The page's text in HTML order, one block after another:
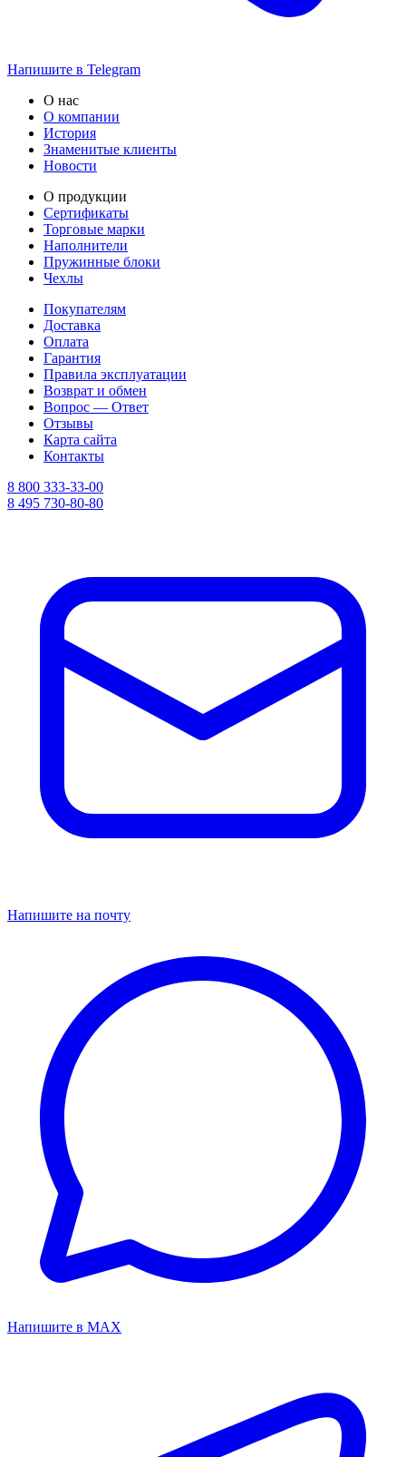
Напишите в Telegram
О нас
О компании
История
Знаменитые клиенты
Новости
О продукции
Сертификаты
Торговые марки
Наполнители
Пружинные блоки
Чехлы
Покупателям
Доставка
Оплата
Гарантия
Правила эксплуатации
Возврат и обмен
Вопрос — Ответ
Отзывы
Карта сайта
Контакты
8 800 333-33-00
8 495 730-80-80
Напишите на почту
Напишите в MAX